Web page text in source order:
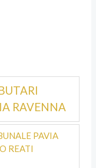
RAVENNA
PAVIA
REATI